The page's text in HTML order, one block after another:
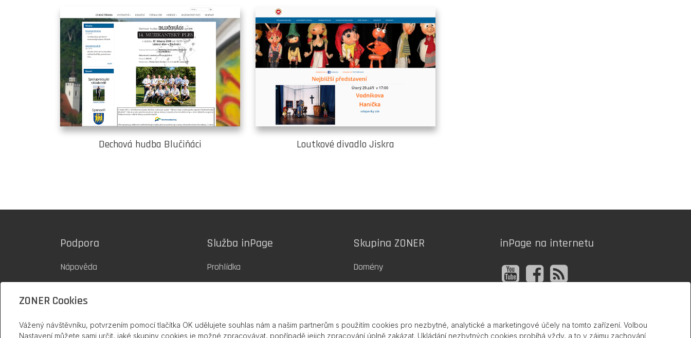
Dechová hudba Blučiňáci Loutkové divadlo Jiskra
Podpora
Nápověda
Kontakty
Služba inPage
Prohlídka
Tvorba webů
Skupina ZONER
Domény
Zoner Cloud
inPage na internetu
ZONER Cookies
Vážený návštěvníku, potvrzením pomocí tlačítka OK udělujete souhlas nám a našim partnerům s použitím cookies pro nezbytné, analytické a marketingové účely na tomto zařízení. Volbou
Nastavení můžete sami určit, jaké skupiny cookies je možné zpracovávat, popřípadě jejich zpracování úplně zakázat. Ukládání nezbytných cookies probíhá vždy, a to v zájmu zachování